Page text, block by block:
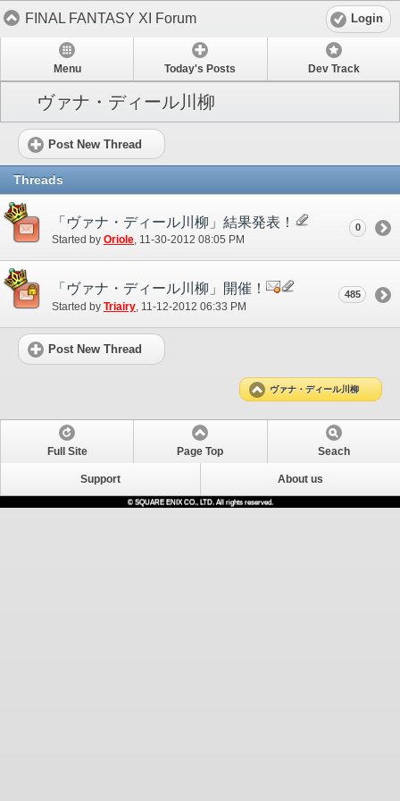
FINAL FANTASY XI Forum Login
Menu Today's Posts Dev Track
ヴァナ・ディール川柳
Post New Thread
Threads
「ヴァナ・ディール川柳」結果発表！
Started by Oriole‎, 11-30-2012 08:05 PM
0
「ヴァナ・ディール川柳」開催！
Started by Triairy ‎, 11-12-2012 06:33 PM
485
Post New Thread
ヴァナ・ディール川柳
Full Site Page Top Seach
Support About us
© SQUARE ENIX CO., LTD. All rights reserved.